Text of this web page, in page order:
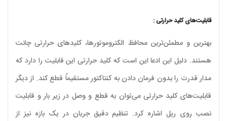
قابلیت‌های کلید حرارتی :
بهترین و مطمئن‌ترین محافظ الکتروموتورها، کلیدهای حرارتی چانت
هستند. دلیل این ادعا این است که کلید حرارتی این قابلیت را دارد که
مدار قدرت را بدون فرمان دادن به کنتاکتور مستقیماً قطع کند. از دیگر
قابلیت‌های کلید حرارتی می‌توان به قطع و وصل در زیر بار و قابلیت
نصب روی ریل اشاره کرد. تنظیم دقیق جریان در یک بازه نیز از